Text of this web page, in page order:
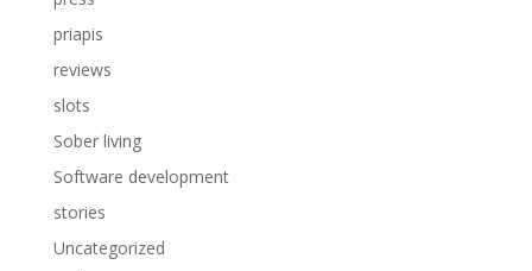
priapis
reviews
slots
Sober living
Software development
stories
Uncategorized